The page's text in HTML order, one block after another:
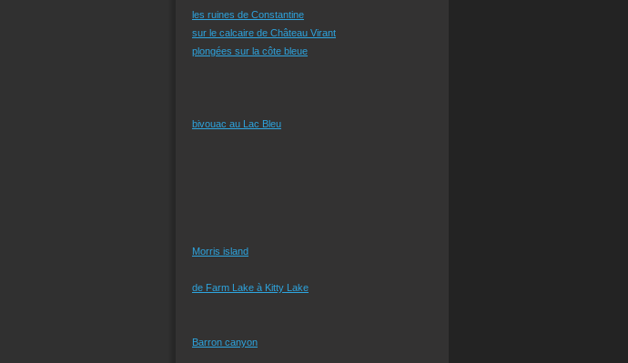
les ruines de Constantine
sur le calcaire de Château Virant
plongées sur la côte bleue
bivouac au Lac Bleu
Morris island
de Farm Lake à Kitty Lake
Barron canyon